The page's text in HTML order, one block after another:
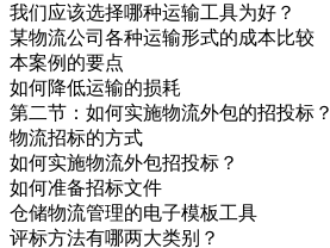
我们应该选择哪种运输工具为好？
某物流公司各种运输形式的成本比较
本案例的要点
如何降低运输的损耗
第二节：如何实施物流外包的招投标？
物流招标的方式
如何实施物流外包招投标？
如何准备招标文件
仓储物流管理的电子模板工具
评标方法有哪两大类别？